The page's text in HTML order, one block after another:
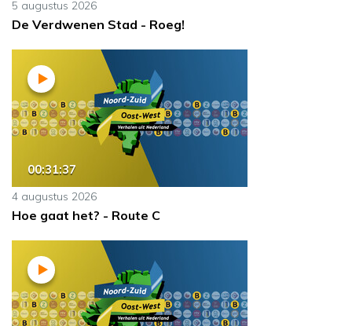
5 augustus 2026
De Verdwenen Stad - Roeg!
00:31:37
4 augustus 2026
Hoe gaat het? - Route C